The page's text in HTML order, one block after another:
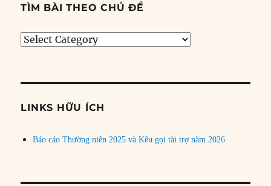
TÌM BÀI THEO CHỦ ĐỀ
Tìm
đề
LINKS HỮU ÍCH
Báo cáo Thường niên 2025 và Kêu gọi tài trợ năm 2026